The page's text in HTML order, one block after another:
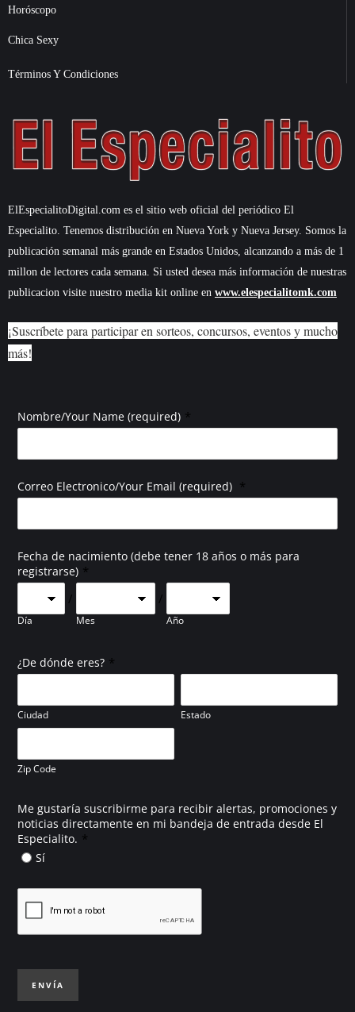
Horóscopo
Chica Sexy
Términos Y Condiciones
ElEspecialitoDigital.com es el sitio web oficial del periódico El
Especialito. Tenemos distribución en Nueva York y Nueva Jersey. Somos la
publicación semanal más grande en Estados Unidos, alcanzando a más de 1
millon de lectores cada semana. Si usted desea más información de nuestras
publicacion visite nuestro media kit online en www.elespecialitomk.com
¡Suscríbete para participar en sorteos, concursos, eventos y mucho
más!
Nombre/Your Name (required) *
Correo Electronico/Your Email (required) *
Fecha de nacimiento (debe tener 18 años o más para
registrarse) *
Día
/
Mes
/
Año
¿De dónde eres? *
Ciudad Estado
Zip Code
Me gustaría suscribirme para recibir alertas, promociones y
noticias directamente en mi bandeja de entrada desde El
Especialito. *
Sí
ENVÍA